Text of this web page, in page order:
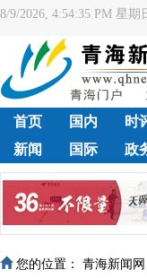
8/9/2026, 4:54:36 PM 星期
首页 国内 时
新闻
国际 政
您的位置： 青海新闻网